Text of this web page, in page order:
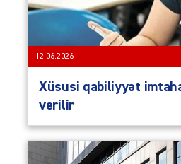
12.06.2026
Xüsusi qabiliyyət
verilir